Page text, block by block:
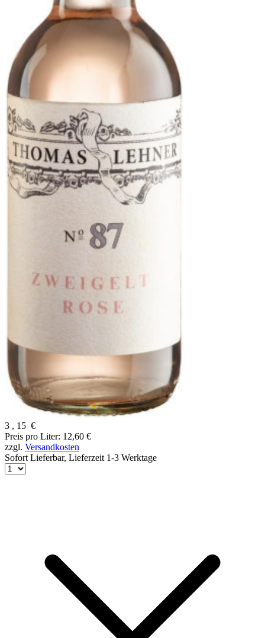
3 , 15 €
Preis pro Liter: 12,60 €
zzgl. Versandkosten
Sofort Lieferbar, Lieferzeit 1-3 Werktage